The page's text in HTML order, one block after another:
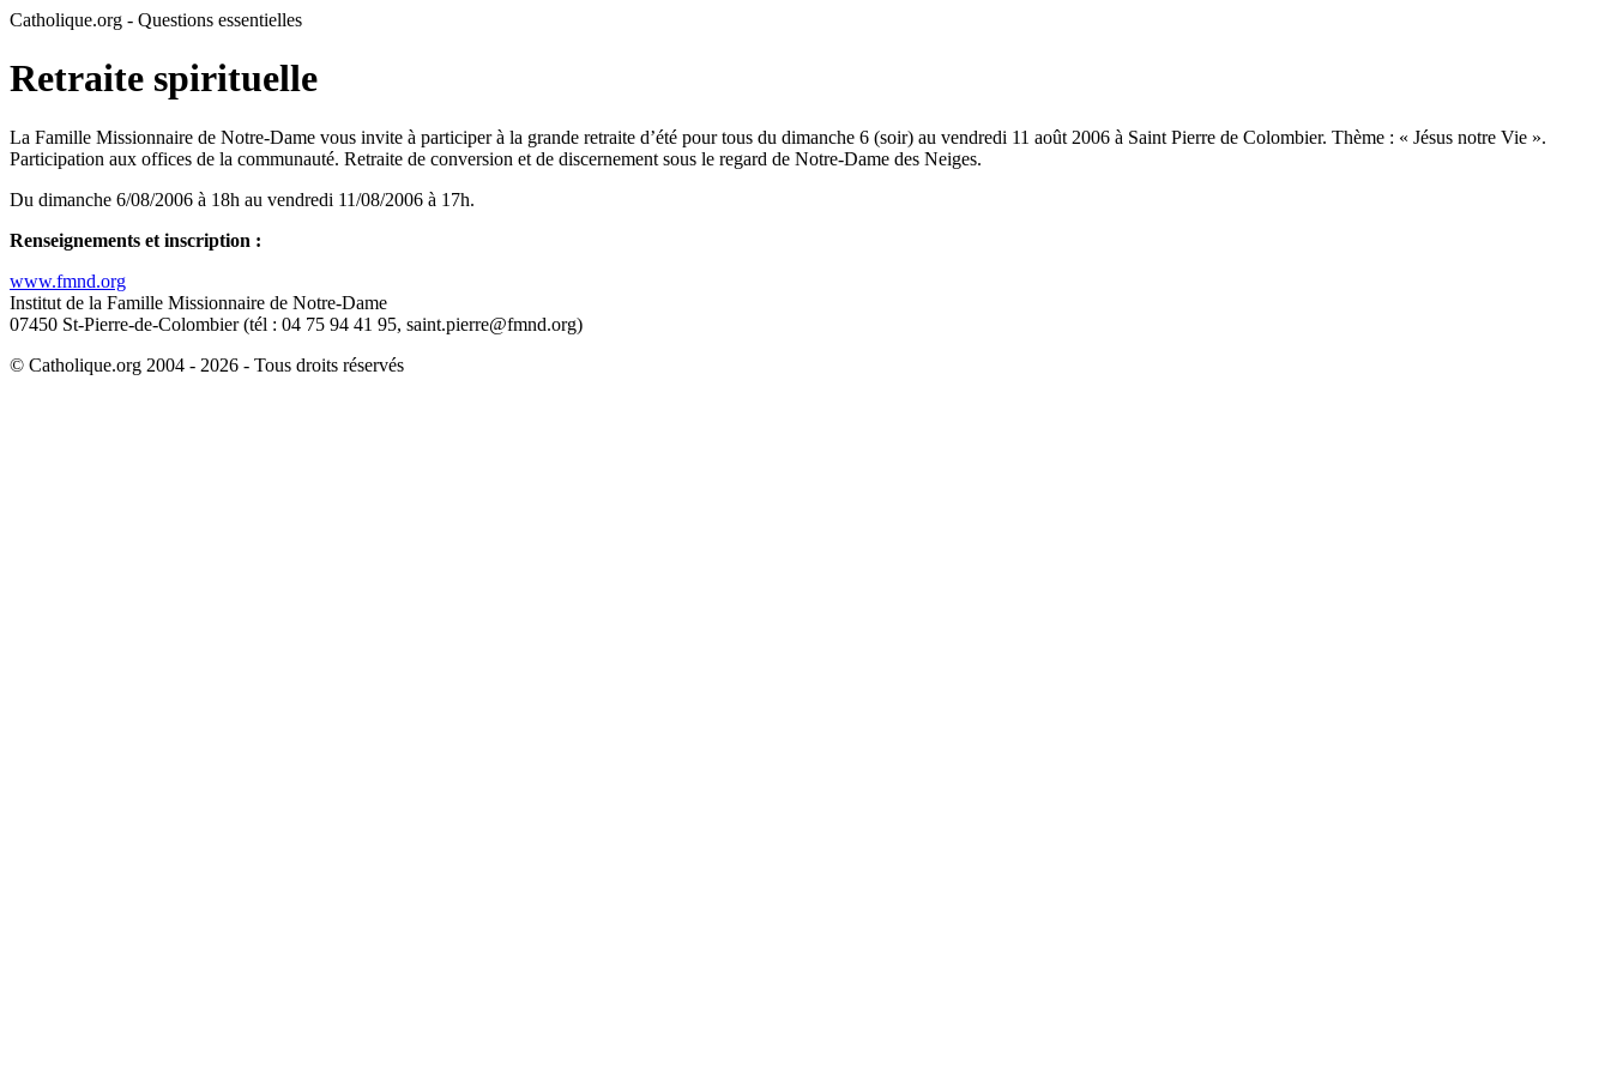
Catholique.org - Questions essentielles
Retraite spirituelle
La Famille Missionnaire de Notre-Dame vous invite à participer à la grande retraite d’été pour tous du dimanche 6 (soir) au vendredi 11 août 2006 à Saint Pierre de Colombier. Thème : « Jésus notre Vie ».
Participation aux offices de la communauté. Retraite de conversion et de discernement sous le regard de Notre-Dame des Neiges.
Du dimanche 6/08/2006 à 18h au vendredi 11/08/2006 à 17h.
Renseignements et inscription :
www.fmnd.org
Institut de la Famille Missionnaire de Notre-Dame
07450 St-Pierre-de-Colombier (tél : 04 75 94 41 95, saint.pierre@fmnd.org)
© Catholique.org 2004 - 2026 - Tous droits réservés